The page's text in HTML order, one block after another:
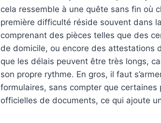
cela ressemble à une quête sans fin où
première difficulté réside souvent dans
comprenant des pièces telles que des
de domicile, ou encore des attestations
que les délais peuvent être très longs,
son propre rythme. En gros, il faut
formulaires, sans compter que
officielles de documents, ce qui ajoute